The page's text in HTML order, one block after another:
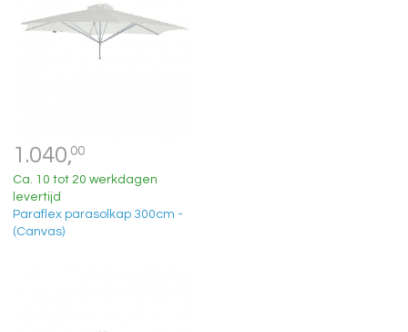
1.040,00
Ca. 10 tot 20 werkdagen
levertijd
Paraflex parasolkap 300cm -
(Canvas)